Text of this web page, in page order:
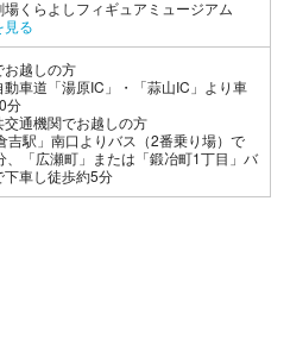
場くらよしフィギュアミュージアム
見る
お越しの方
動車道「湯原IC」・「蒜山IC」より車
分
交通機関でお越しの方
吉駅」南口よりバス（2番乗り場）で
、「広瀬町」または「鍛冶町1丁目」バ
下車し徒歩約5分